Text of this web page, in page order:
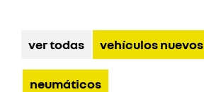
ver todas vehículos nuevos
neumáticos